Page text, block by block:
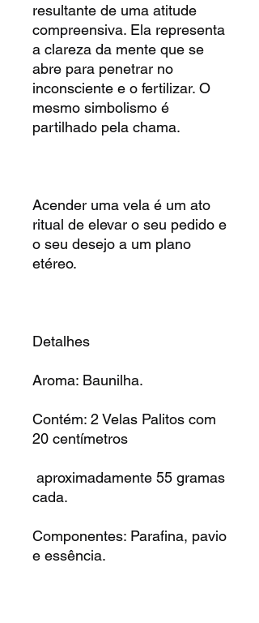
resultante de uma atitude
compreensiva. Ela representa
a clareza da mente que se
abre para penetrar no
inconsciente e o fertilizar. O
mesmo simbolismo é
partilhado pela chama.
Acender uma vela é um ato
ritual de elevar o seu pedido e
o seu desejo a um plano
etéreo.
Detalhes
Aroma: Baunilha.
Contém: 2 Velas Palitos com
20 centímetros
aproximadamente 55 gramas
cada.
Componentes: Parafina, pavio
e essência.